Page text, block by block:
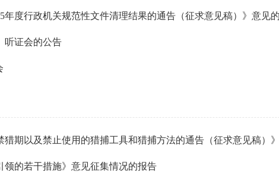
度行政机关规范性文件清理结果的通告（征求意见稿）》意见
听证会的公告
期以及禁止使用的猎捕工具和猎捕方法的通告（征求意见稿）
的若干措施》意见征集情况的报告